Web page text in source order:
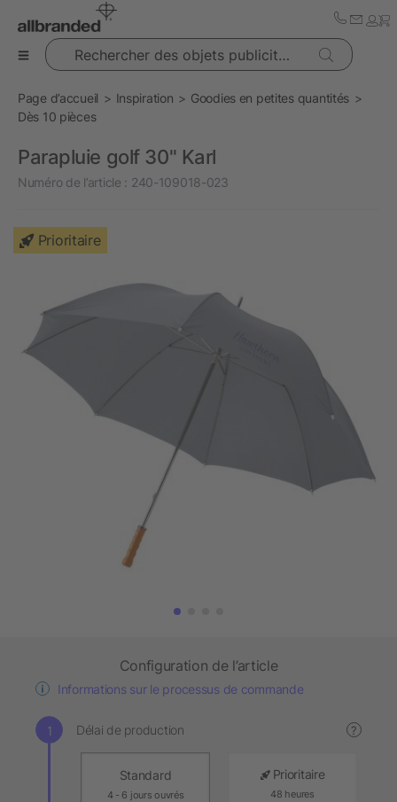
Rechercher des objets publicitaires
Page d’accueil Inspiration
Goodies en petites quantités
Dès 10 pièces
Parapluie golf 30" Karl
Numéro de l’article : 240-109018-023
Prioritaire
Configuration de l’article
Informations sur le processus de commande
Délai de production ?
Standard
4 - 6 jours ouvrés
Prioritaire
48 heures